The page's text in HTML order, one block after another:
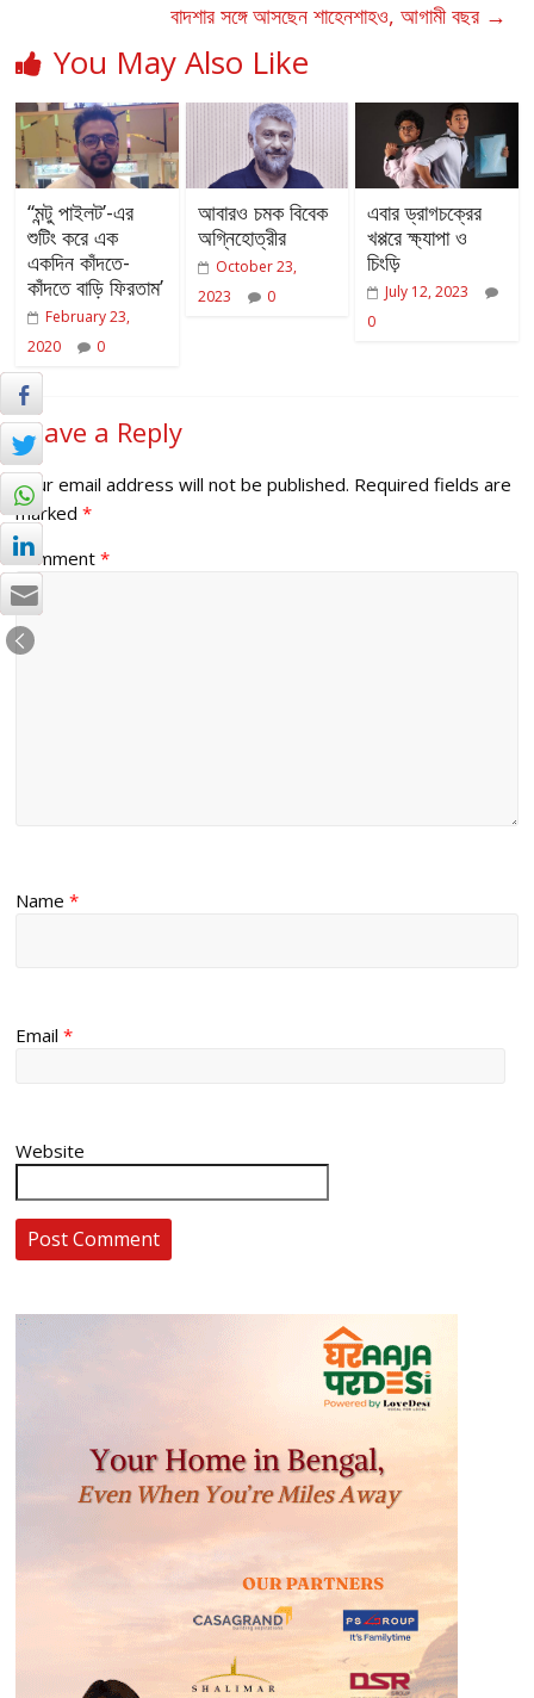
বাদশার সঙ্গে আসছেন শাহেনশাহও, আগামী বছর →
You May Also Like
‘‘মন্টু পাইলট’-এর
শুটিং করে এক
একদিন কাঁদতে-
কাঁদতে বাড়ি ফিরতাম’
February 23,
2020
0
আবারও চমক বিবেক
অগ্নিহোত্রীর
October 23,
2023
0
এবার ড্রাগচক্রের
খপ্পরে ক্ষ্যাপা ও
চিংড়ি
July 12, 2023
0
Leave a Reply
Your email address will not be published. Required fields are
marked*
Comment*
Name*
Email*
Website